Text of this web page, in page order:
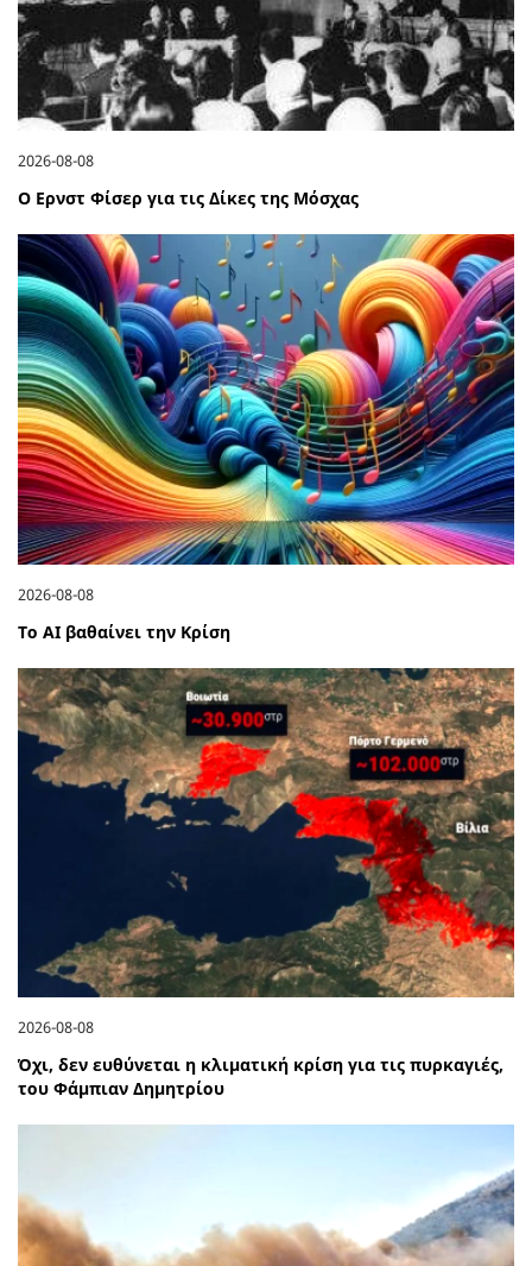
2026-08-08
Ο Ερνστ Φίσερ για τις Δίκες της Μόσχας
2026-08-08
Το ΑΙ βαθαίνει την Κρίση
2026-08-08
Όχι, δεν ευθύνεται η κλιματική κρίση για τις πυρκαγιές,
του Φάμπιαν Δημητρίου